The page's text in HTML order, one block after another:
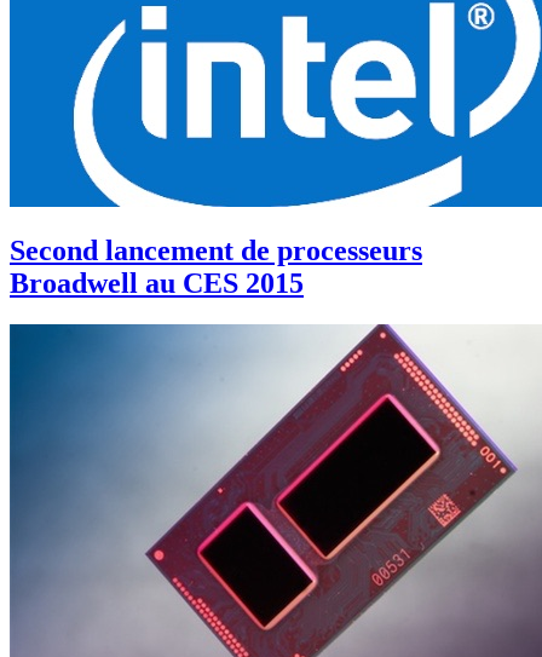
Second lancement de processeurs
Broadwell au CES 2015